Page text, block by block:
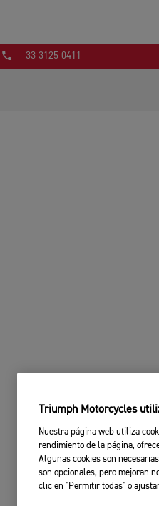
33 3125 0411
Triumph Motorcycles
Nuestra página web utiliza
rendimiento de la página,
Algunas cookies son
son opcionales, pero mejoran
clic en "Permitir todas" o